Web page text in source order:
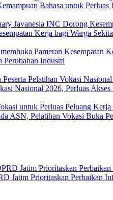
Bahasa untuk Perluas
Kerja bagi Warga
Perubahan Industri
Nasional 2026, Perluas
ASN, Pelatihan Vokasi Buka
Jatim Prioritaskan Perbaikan